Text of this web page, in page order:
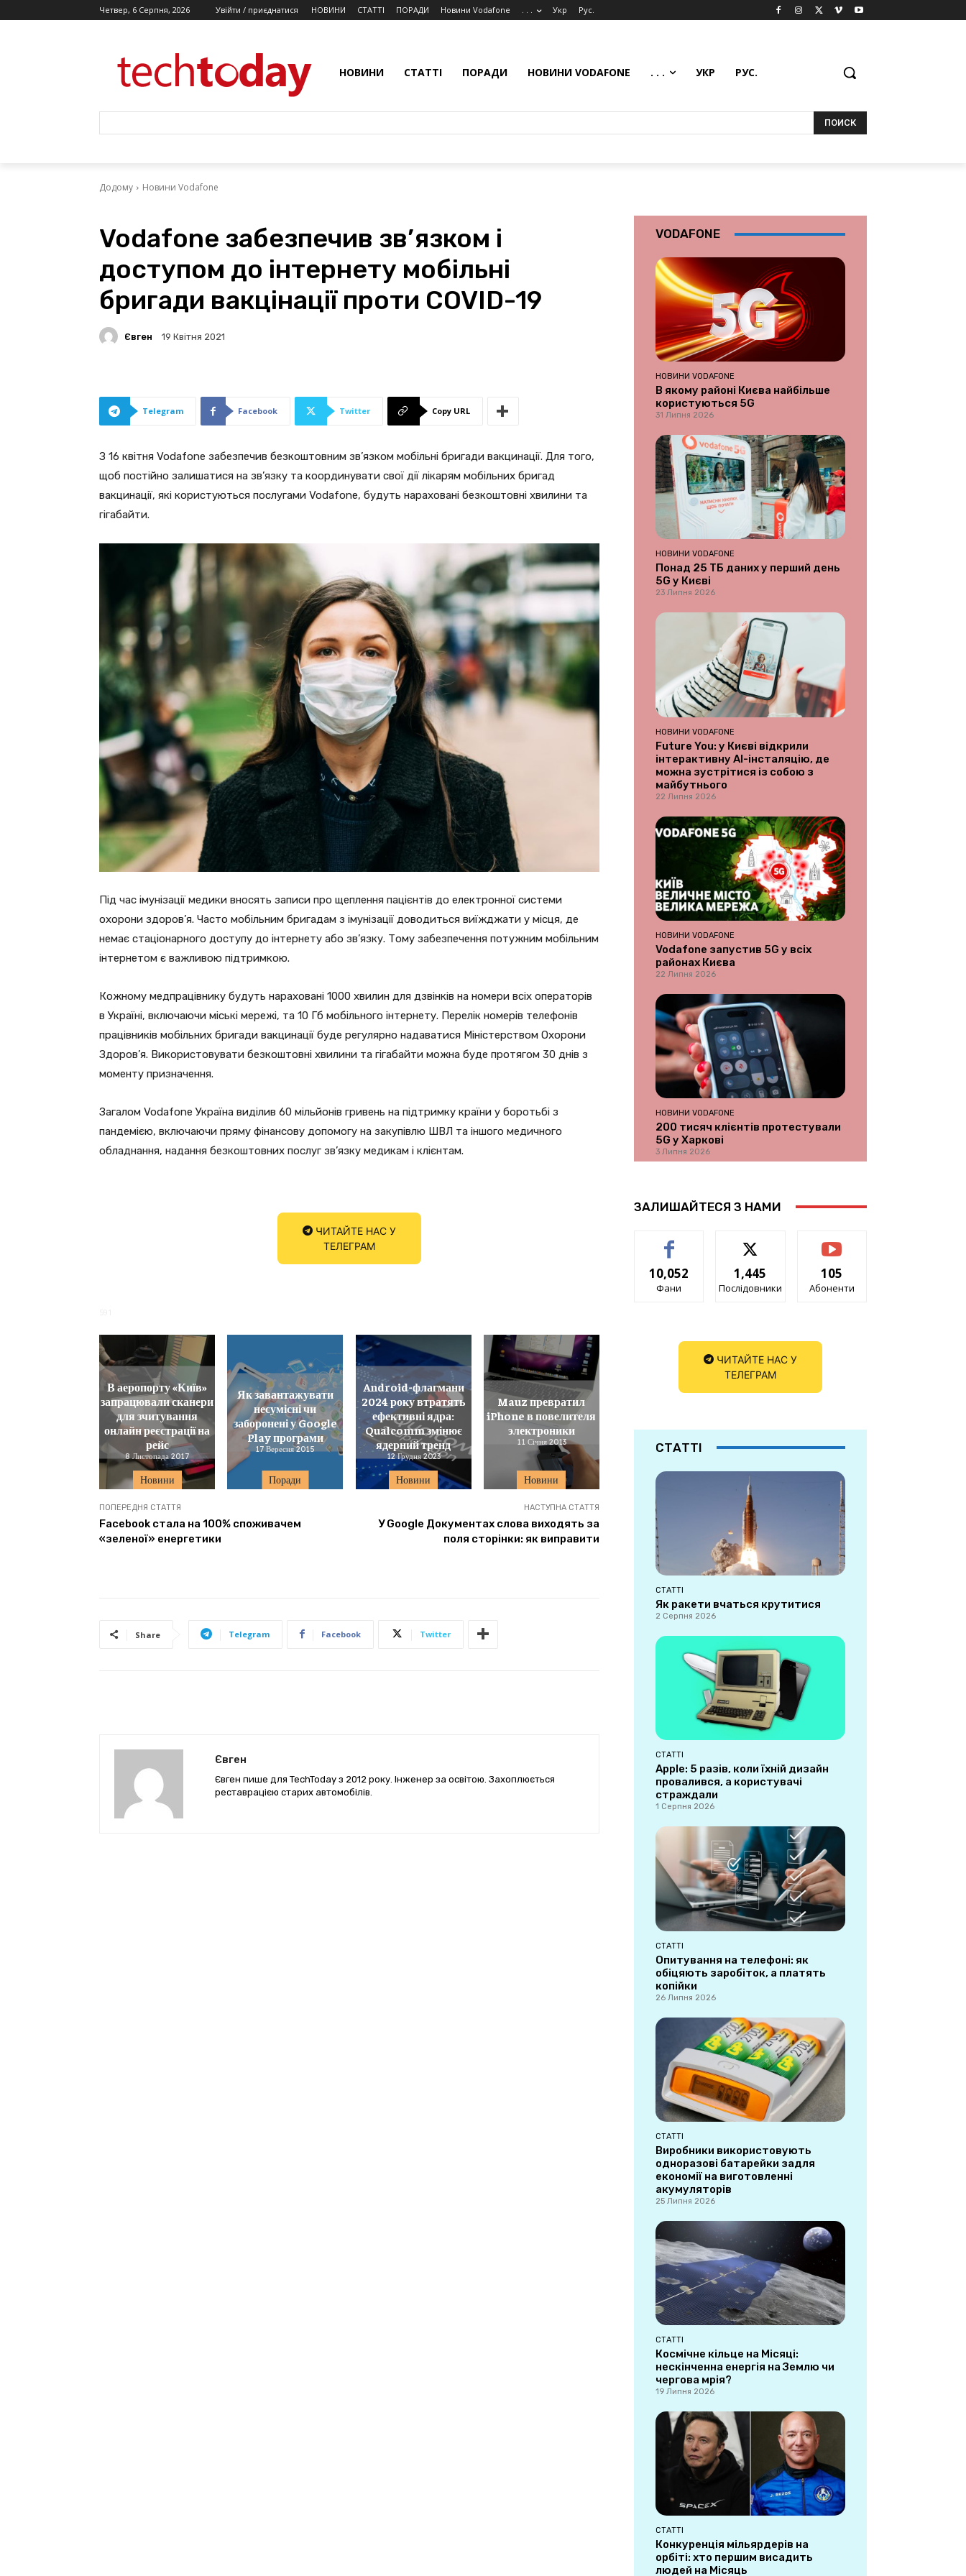
Четвер, 6 Серпня, 2026 Увійти / приєднатися НОВИНИ СТАТТІ ПОРАДИ Новини Vodafone . . . Укр Рус.
НОВИНИ СТАТТІ ПОРАДИ НОВИНИ VODAFONE . . . УКР РУС.
ПОИСК
Додому Новини Vodafone
Vodafone забезпечив зв’язком і
доступом до інтернету мобільні
бригади вакцінації проти COVID-19
Євген 19 Квітня 2021
Telegram Facebook Twitter Copy URL
З 16 квітня Vodafone забезпечив безкоштовним зв’язком мобільні бригади вакцинації. Для того,
щоб постійно залишатися на зв’язку та координувати свої дії лікарям мобільних бригад
вакцинації, які користуються послугами Vodafone, будуть нараховані безкоштовні хвилини та
гігабайти.
Під час імунізації медики вносять записи про щеплення пацієнтів до електронної системи
охорони здоров’я. Часто мобільним бригадам з імунізації доводиться виїжджати у місця, де
немає стаціонарного доступу до інтернету або зв’язку. Тому забезпечення потужним мобільним
інтернетом є важливою підтримкою.
Кожному медпрацівнику будуть нараховані 1000 хвилин для дзвінків на номери всіх операторів
в Україні, включаючи міські мережі, та 10 Гб мобільного інтернету. Перелік номерів телефонів
працівників мобільних бригади вакцинації буде регулярно надаватися Міністерством Охорони
Здоров’я. Використовувати безкоштовні хвилини та гігабайти можна буде протягом 30 днів з
моменту призначення.
Загалом Vodafone Україна виділив 60 мільйонів гривень на підтримку країни у боротьбі з
пандемією, включаючи пряму фінансову допомогу на закупівлю ШВЛ та іншого медичного
обладнання, надання безкоштовних послуг зв’язку медикам і клієнтам.
ЧИТАЙТЕ НАС У
ТЕЛЕГРАМ
Новини
В аеропорту «Київ»
запрацювали сканери
для зчитування
онлайн реєстрації на
рейс
8 Листопада 2017
Поради
Як завантажувати
несумісні чи
заборонені у Google
Play програми
17 Вересня 2015
Новини
Android-флагмани
2024 року втратять
ефективні ядра:
Qualcomm змінює
ядерний тренд
12 Грудня 2023
Новини
Mauz превратил
iPhone в повелителя
электроники
11 Січня 2013
ПОПЕРЕДНЯ СТАТТЯ
Facebook стала на 100% споживачем
«зеленої» енергетики
НАСТУПНА СТАТТЯ
У Google Документах слова виходять за
поля сторінки: як виправити
Share Telegram Facebook Twitter
Євген
Євген пише для TechToday з 2012 року. Інженер за освітою. Захоплюється
реставрацією старих автомобілів.
VODAFONE
НОВИНИ VODAFONE
В якому районі Києва найбільше
користуються 5G
31 Липня 2026
НОВИНИ VODAFONE
Понад 25 ТБ даних у перший день
5G у Києві
23 Липня 2026
НОВИНИ VODAFONE
Future You: у Києві відкрили
інтерактивну AI-інсталяцію, де
можна зустрітися із собою з
майбутнього
22 Липня 2026
НОВИНИ VODAFONE
Vodafone запустив 5G у всіх
районах Києва
22 Липня 2026
НОВИНИ VODAFONE
200 тисяч клієнтів протестували
5G у Харкові
3 Липня 2026
ЗАЛИШАЙТЕСЯ З НАМИ
10,052
Фани
1,445
Послідовники
105
Абоненти
ЧИТАЙТЕ НАС У
ТЕЛЕГРАМ
СТАТТІ
СТАТТІ
Як ракети вчаться крутитися
2 Серпня 2026
СТАТТІ
Apple: 5 разів, коли їхній дизайн
провалився, а користувачі
страждали
1 Серпня 2026
СТАТТІ
Опитування на телефоні: як
обіцяють заробіток, а платять
копійки
26 Липня 2026
СТАТТІ
Виробники використовують
одноразові батарейки задля
економії на виготовленні
акумуляторів
25 Липня 2026
СТАТТІ
Космічне кільце на Місяці:
нескінченна енергія на Землю чи
чергова мрія?
19 Липня 2026
СТАТТІ
Конкуренція мільярдерів на
орбіті: хто першим висадить
людей на Місяць